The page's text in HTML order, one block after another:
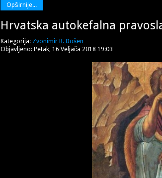
Opširnije...
Hrvatska autokefalna
Kategorija: Zvonimir R. Došen
Objavljeno: Petak, 16 Veljača 2018 19:03